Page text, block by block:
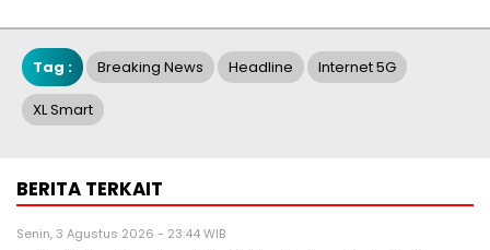
Tag : Breaking News Headline Internet 5G
XL Smart
BERITA TERKAIT
Senin, 3 Agustus 2026 - 23:44 WIB